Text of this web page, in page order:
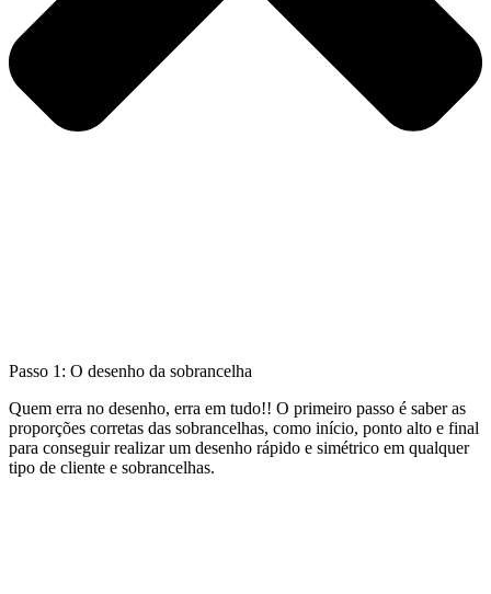
Passo 1: O desenho da sobrancelha
Quem erra no desenho, erra em tudo!! O primeiro passo é saber as
proporções corretas das sobrancelhas, como início, ponto alto e final
para conseguir realizar um desenho rápido e simétrico em qualquer
tipo de cliente e sobrancelhas.